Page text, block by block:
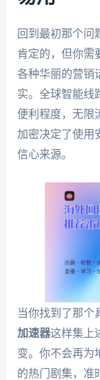
回到最初那个问
肯定的，但你需
各种华丽的营销
实。全球智能线
便利程度，无限
加密决定了使用
信心来源。
当你找到了那个
加速器这样集上
变。你不会再为
的热门剧集，准